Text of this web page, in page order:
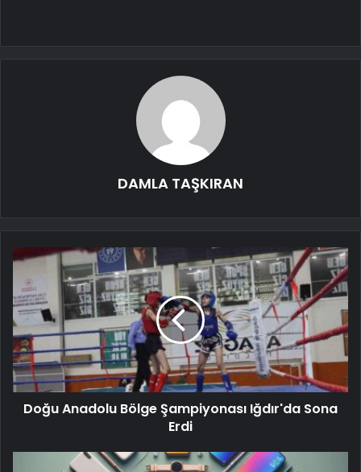
DAMLA TAŞKIRAN
Doğu Anadolu Bölge Şampiyonası Iğdır'da Sona
Erdi